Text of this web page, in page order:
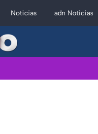
Noticias adn Noticias